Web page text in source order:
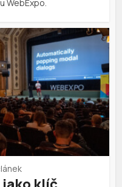
WebExpo.